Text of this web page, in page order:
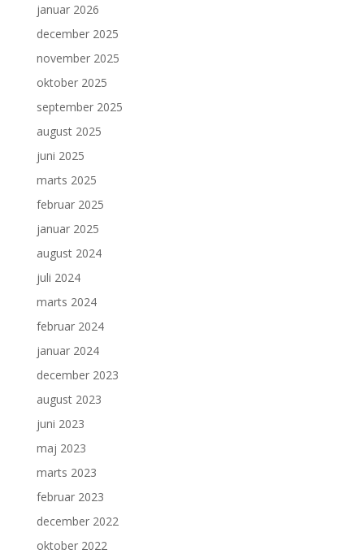
januar 2026
december 2025
november 2025
oktober 2025
september 2025
august 2025
juni 2025
marts 2025
februar 2025
januar 2025
august 2024
juli 2024
marts 2024
februar 2024
januar 2024
december 2023
august 2023
juni 2023
maj 2023
marts 2023
februar 2023
december 2022
oktober 2022